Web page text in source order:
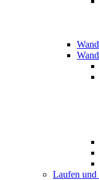
Laufen